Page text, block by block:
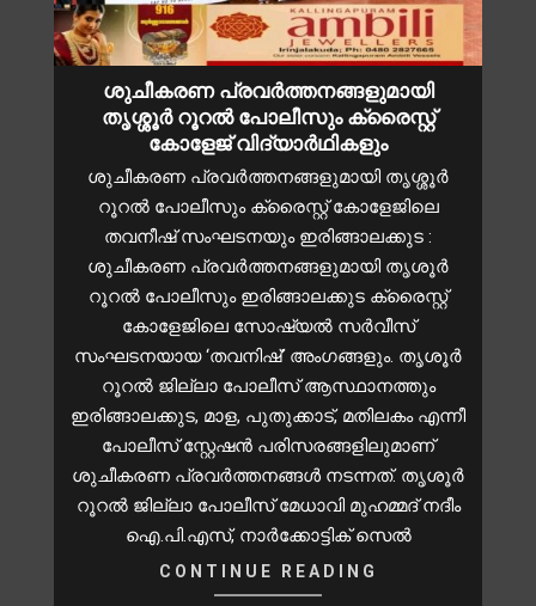
ശുചീകരണ പ്രവർത്തനങ്ങളുമായി
തൃശ്ശൂർ റൂറൽ പോലീസും ക്രൈസ്റ്റ്
കോളേജ് വിദ്യാർഥികളും
ശുചീകരണ പ്രവർത്തനങ്ങളുമായി തൃശ്ശൂർ
റൂറൽ പോലീസും ക്രൈസ്റ്റ് കോളേജിലെ
തവനീഷ് സംഘടനയും ഇരിങ്ങാലക്കുട :
ശുചീകരണ പ്രവർത്തനങ്ങളുമായി തൃശൂർ
റൂറൽ പോലീസും ഇരിങ്ങാലക്കുട ക്രൈസ്റ്റ്
കോളേജിലെ സോഷ്യൽ സർവീസ്
സംഘടനയായ ‘തവനിഷ്’ അംഗങ്ങളും. തൃശൂർ
റൂറൽ ജില്ലാ പോലീസ് ആസ്ഥാനത്തും
ഇരിങ്ങാലക്കുട, മാള, പുതുക്കാട്, മതിലകം എന്നീ
പോലീസ് സ്റ്റേഷൻ പരിസരങ്ങളിലുമാണ്
ശുചീകരണ പ്രവർത്തനങ്ങൾ നടന്നത്. തൃശൂർ
റൂറൽ ജില്ലാ പോലീസ് മേധാവി മുഹമ്മദ് നദീം
ഐ.പി.എസ്, നാർക്കോട്ടിക് സെൽ
CONTINUE READING